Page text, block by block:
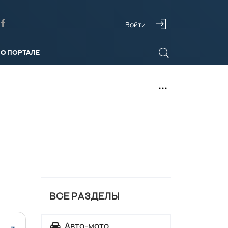
Войти
О ПОРТАЛЕ
ВСЕ РАЗДЕЛЫ